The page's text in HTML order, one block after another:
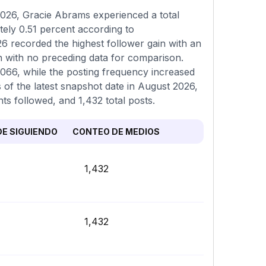
Gracie Abrams experienced a total
0.51 percent according to
recorded the highest follower gain with an
with no preceding data for comparison.
while the posting frequency increased
the latest snapshot date in August 2026,
followed, and 1,432 total posts.
SIGUIENDO CONTEO DE MEDIOS
1,432
1,432